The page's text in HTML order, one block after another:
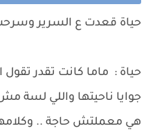
حياة قعدت ع السرير
حياة : ماما كانت تقدر
جوايا ناحيتها واللي لسة
هي معملتش حاجة ..